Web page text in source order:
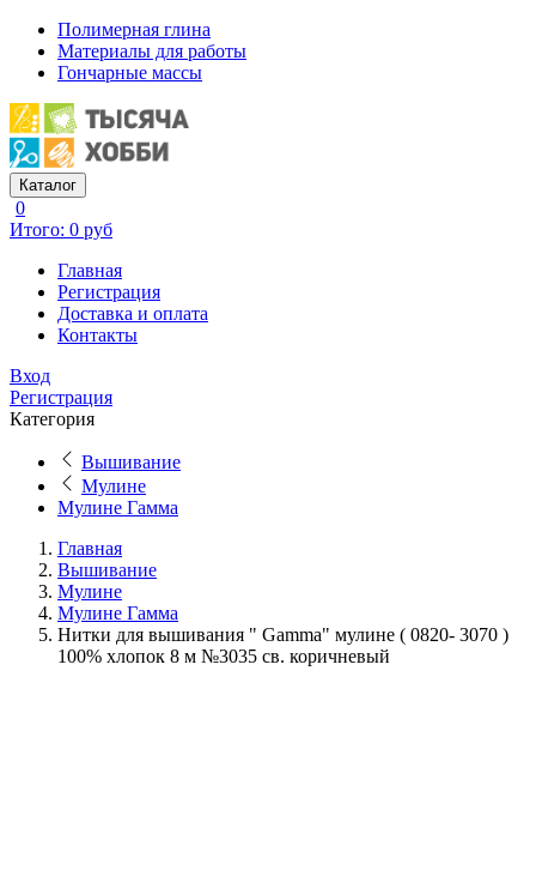
Полимерная глина
Материалы для работы
Гончарные массы
Каталог
0
Итого: 0 руб
Главная
Регистрация
Доставка и оплата
Контакты
Вход
Регистрация
Категория
Вышивание
Мулине
Мулине Гамма
Главная
Вышивание
Мулине
Мулине Гамма
Нитки для вышивания " Gamma" мулине ( 0820- 3070 )
100% хлопок 8 м №3035 св. коричневый